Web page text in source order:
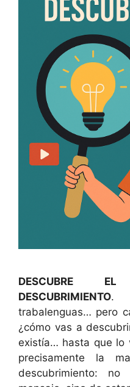
DESCUBRE
DESCUBRIMIENTO.
trabalenguas… pero
¿cómo vas a
existía… hasta que lo
precisamente la
descubrimiento: